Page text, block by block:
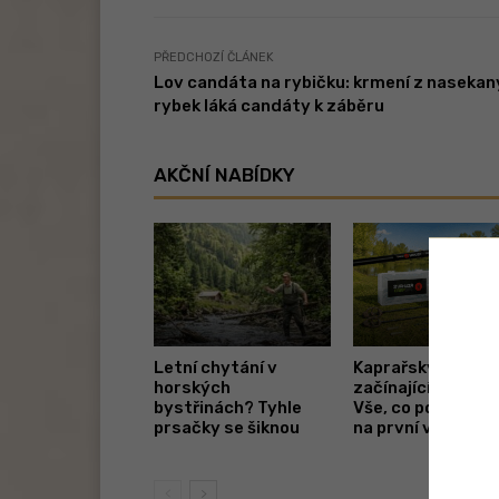
PŘEDCHOZÍ ČLÁNEK
Lov candáta na rybičku: krmení z
rybek láká candáty k záběru
AKČNÍ NABÍDKY
Letní chytání v
horských
bystřinách? Tyhle
prsačky se šiknou
Kaprařský set pro
začínající rybáře.
Vše, co
na první vycházku